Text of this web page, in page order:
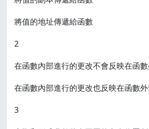
將值的地址傳遞給函數
2
在函數內部進行的更改不會反映在函
在函數內部進行的更改也反映在函數
3